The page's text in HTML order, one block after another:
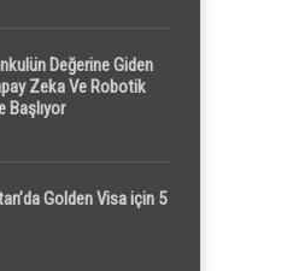
Değerine Giden
Zeka Ve Robotik
Başlıyor
Golden Visa için 5